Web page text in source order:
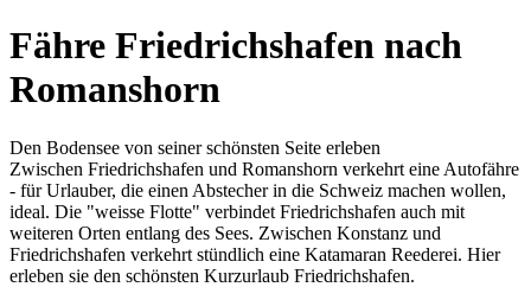
Fähre Friedrichshafen nach
Romanshorn
Den Bodensee von seiner schönsten Seite erleben
Zwischen Friedrichshafen und Romanshorn verkehrt eine Autofähre
- für Urlauber, die einen Abstecher in die Schweiz machen wollen,
ideal. Die "weisse Flotte" verbindet Friedrichshafen auch mit
weiteren Orten entlang des Sees. Zwischen Konstanz und
Friedrichshafen verkehrt stündlich eine Katamaran Reederei. Hier
erleben sie den schönsten Kurzurlaub Friedrichshafen.